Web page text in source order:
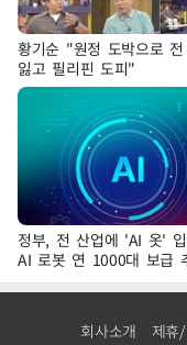
황기순 "원정 도박으로
잃고 필리핀 도피"
정부, 전 산업에 'AI 옷'
AI 로봇 연 1000대 보급
회사소개 제휴